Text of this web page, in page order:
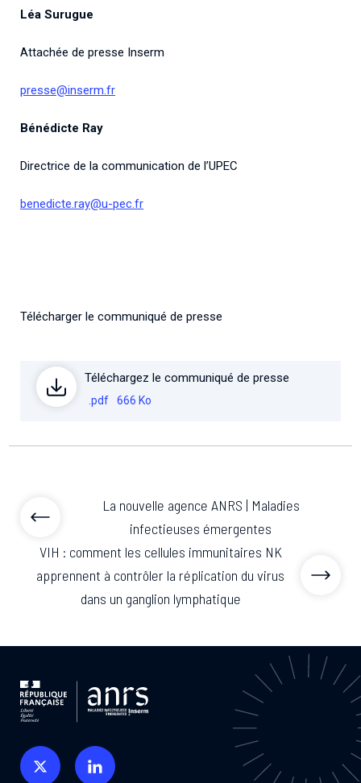
Léa Surugue
Attachée de presse Inserm
presse@inserm.fr
Bénédicte Ray
Directrice de la communication de l’UPEC
benedicte.ray@u-pec.fr
Télécharger le communiqué de presse
Téléchargez le communiqué de presse
.pdf 666 Ko
La nouvelle agence ANRS | Maladies
infectieuses émergentes
VIH : comment les cellules immunitaires NK
apprennent à contrôler la réplication du virus
dans un ganglion lymphatique